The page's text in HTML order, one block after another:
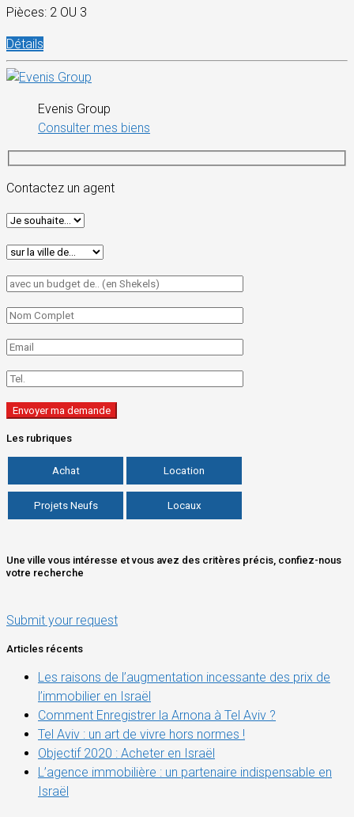
Pièces: 2 OU 3
Détails
Evenis Group
Consulter mes biens
Contactez un agent
Les rubriques
Achat Location
Projets Neufs Locaux
Une ville vous intéresse et vous avez des critères précis, confiez-nous
votre recherche
Submit your request
Articles récents
Les raisons de l’augmentation incessante des prix de
l’immobilier en Israël
Comment Enregistrer la Arnona à Tel Aviv ?
Tel Aviv : un art de vivre hors normes !
Objectif 2020 : Acheter en Israël
L’agence immobilière : un partenaire indispensable en
Israël